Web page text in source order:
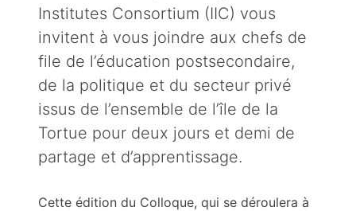
Institutes Consortium (IIC) vous
invitent à vous joindre aux chefs de
file de l’éducation postsecondaire,
de la politique et du secteur privé
issus de l’ensemble de l’île de la
Tortue pour deux jours et demi de
partage et d’apprentissage.
Cette édition du Colloque, qui se déroulera à